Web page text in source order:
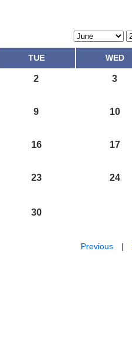
TUE WED
2 3
9 10
16 17
23 24
30
Previous|